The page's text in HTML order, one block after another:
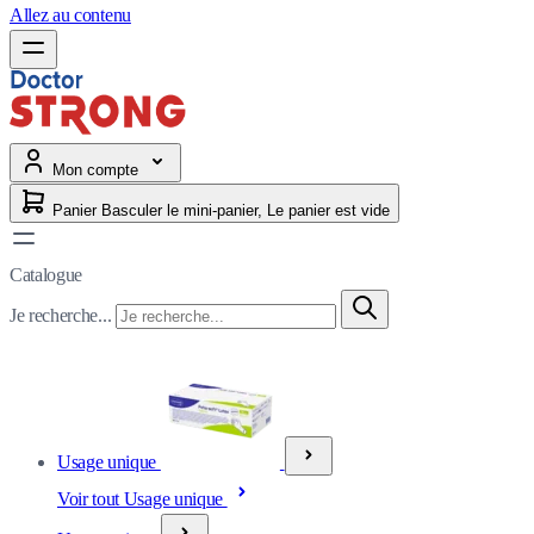
Allez au contenu
Mon compte
Panier Basculer le mini-panier, Le panier est vide
Catalogue
Je recherche...
Usage unique
Voir tout Usage unique